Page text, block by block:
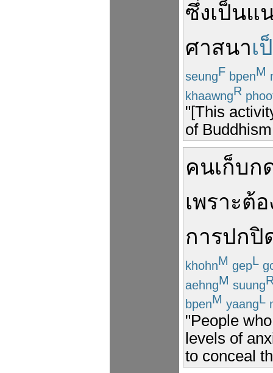
ซึ่งเป็นแ
ศาสนาเ
seungF bpenM
khaawngR
"[This
of
คนเก็บก
เพราะต้อ
การปกปิ
khohnM gepL
aehngM suung
bpenM yaangL
"People
levels of
to conceal